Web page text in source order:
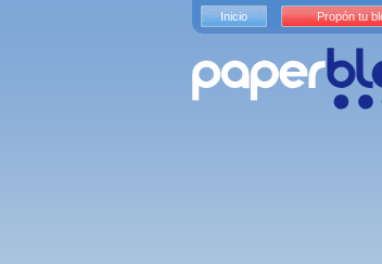
Inicio Propón tu